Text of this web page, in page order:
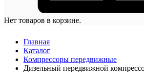
Нет товаров в корзине.
Главная
Каталог
Компрессоры передвижные
Дизельный передвижной